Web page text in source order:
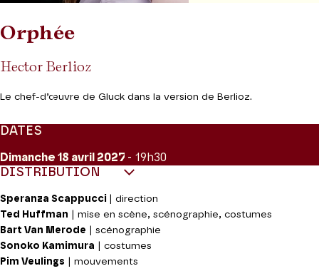
Orphée
Hector Berlioz
Le chef-d’œuvre de Gluck dans la version de Berlioz.
DATES
Dimanche 18 avril 2027 - 19h30
DISTRIBUTION
Speranza Scappucci
| direction
Ted Huffman | mise en scène, scénographie, costumes
Bart Van Merode | scénographie
Sonoko Kamimura | costumes
Pim Veulings | mouvements